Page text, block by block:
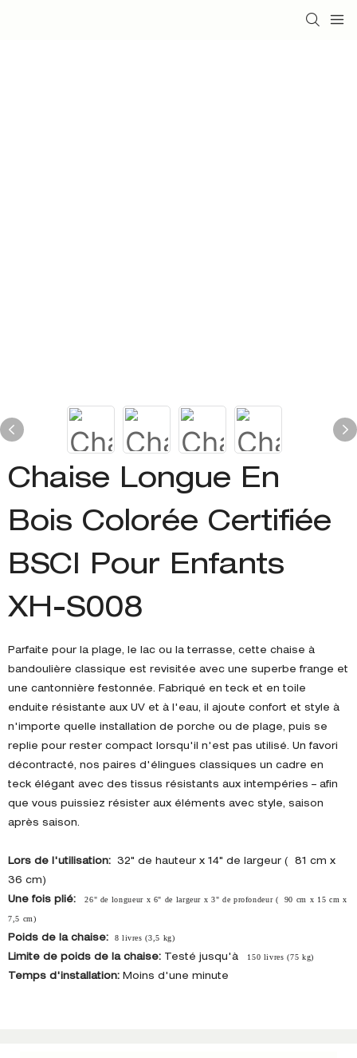
Chaise Longue En
Bois Colorée Certifiée
BSCI Pour Enfants
XH-S008
Parfaite pour la plage, le lac ou la terrasse, cette chaise à
bandoulière classique est revisitée avec une superbe frange et
une cantonnière festonnée. Fabriqué en teck et en toile
enduite résistante aux UV et à l'eau, il ajoute confort et style à
n'importe quelle installation de porche ou de plage, puis se
replie pour rester compact lorsqu'il n'est pas utilisé. Un favori
décontracté, nos paires d'élingues classiques un cadre en
teck élégant avec des tissus résistants aux intempéries – afin
que vous puissiez résister aux éléments avec style, saison
après saison.
Lors de l'utilisation:
32" de hauteur x 14" de largeur ( 81 cm x
36 cm)
Une fois plié:
26" de longueur x 6" de largeur x 3" de profondeur ( 90 cm x 15 cm x
7,5 cm)
Poids de la chaise: 8 livres (3,5 kg)
Limite de poids de la chaise: Testé jusqu'à 150 livres (75 kg)
Temps d'installation: Moins d'une minute